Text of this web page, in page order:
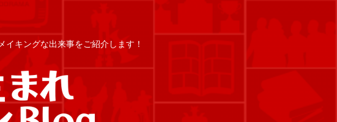
キングな出来事をご紹介します！